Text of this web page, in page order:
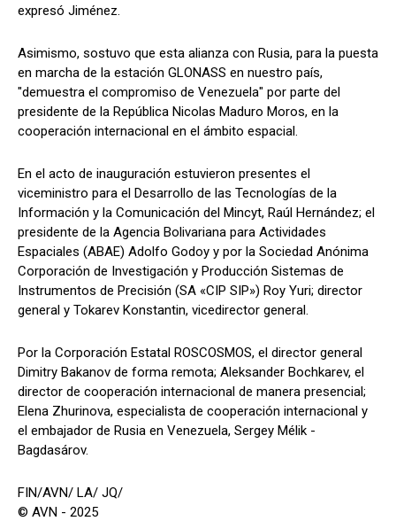
expresó Jiménez.
Asimismo, sostuvo que esta alianza con Rusia, para la puesta
en marcha de la estación GLONASS en nuestro país,
"demuestra el compromiso de Venezuela" por parte del
presidente de la República Nicolas Maduro Moros, en la
cooperación internacional en el ámbito espacial.
En el acto de inauguración estuvieron presentes el
viceministro para el Desarrollo de las Tecnologías de la
Información y la Comunicación del Mincyt, Raúl Hernández; el
presidente de la Agencia Bolivariana para Actividades
Espaciales (ABAE) Adolfo Godoy y por la Sociedad Anónima
Corporación de Investigación y Producción Sistemas de
Instrumentos de Precisión (SA «CIP SIP») Roy Yuri; director
general y Tokarev Konstantin, vicedirector general.
Por la Corporación Estatal ROSCOSMOS, el director general
Dimitry Bakanov de forma remota; Aleksander Bochkarev, el
director de cooperación internacional de manera presencial;
Elena Zhurinova, especialista de cooperación internacional y
el embajador de Rusia en Venezuela, Sergey Mélik -
Bagdasárov.
FIN/AVN/ LA/ JQ/
© AVN - 2025